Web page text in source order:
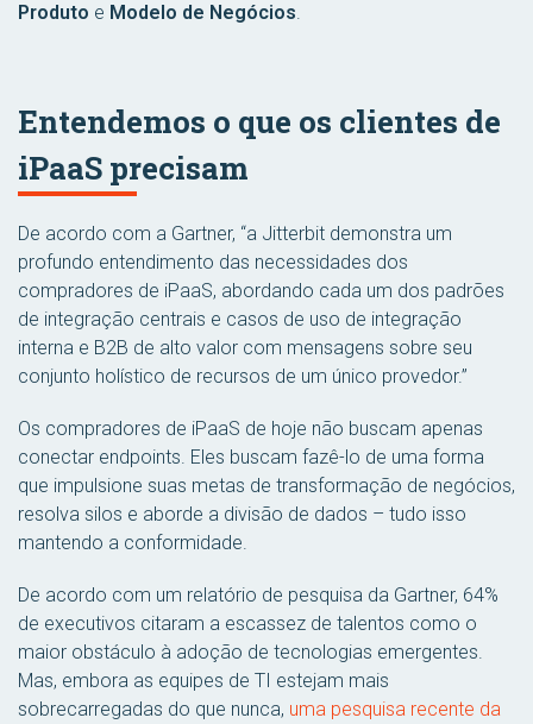
Produto e Modelo de Negócios.
Entendemos o que os clientes de
iPaaS precisam
De acordo com a Gartner, “a Jitterbit demonstra um
profundo entendimento das necessidades dos
compradores de iPaaS, abordando cada um dos padrões
de integração centrais e casos de uso de integração
interna e B2B de alto valor com mensagens sobre seu
conjunto holístico de recursos de um único provedor.”
Os compradores de iPaaS de hoje não buscam apenas
conectar endpoints. Eles buscam fazê-lo de uma forma
que impulsione suas metas de transformação de negócios,
resolva silos e aborde a divisão de dados – tudo isso
mantendo a conformidade.
De acordo com um relatório de pesquisa da Gartner, 64%
de executivos citaram a escassez de talentos como o
maior obstáculo à adoção de tecnologias emergentes.
Mas, embora as equipes de TI estejam mais
sobrecarregadas do que nunca, uma pesquisa recente da